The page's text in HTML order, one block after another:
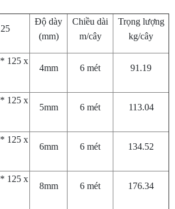
Độ dày
(mm)
Chiều dài
m/cây
Trọng lượng
kg/cây
125 x
4mm 6 mét 91.19
125 x
5mm 6 mét 113.04
125 x
6mm 6 mét 134.52
125 x
8mm 6 mét 176.34